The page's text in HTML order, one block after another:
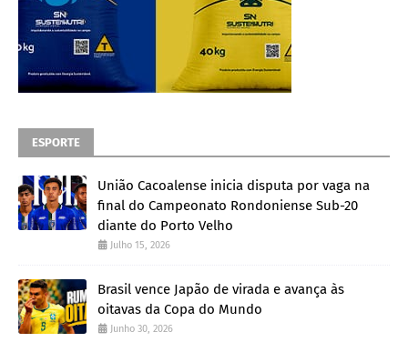
ESPORTE
União Cacoalense inicia disputa por vaga na
final do Campeonato Rondoniense Sub-20
diante do Porto Velho
Julho 15, 2026
Brasil vence Japão de virada e avança às
oitavas da Copa do Mundo
Junho 30, 2026